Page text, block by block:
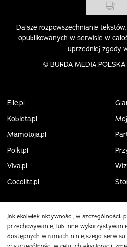
Dalsze rozpowszechnianie
opublikowanych w serwisie w
uprzedniej zgody
© BURDA MEDIA POLSKA
Elle.pl
Kobieta.pl
Mamotoja.pl
Polki.pl
Viva.pl
Cocolita.pl
Jakiekolwiek aktywności, w szczególności:
przechowywanie, lub inne
dostępnych w ramach niniejszego